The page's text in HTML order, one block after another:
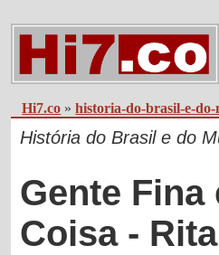
Hi7.co »historia-do-brasil-e-
História do Brasil e do
Gente Fina
Coisa -